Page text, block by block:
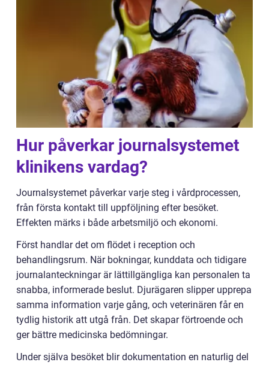
Hur påverkar journalsystemet
klinikens vardag?
Journalsystemet påverkar varje steg i vårdprocessen,
från första kontakt till uppföljning efter besöket.
Effekten märks i både arbetsmiljö och ekonomi.
Först handlar det om flödet i reception och
behandlingsrum. När bokningar, kunddata och tidigare
journalanteckningar är lättillgängliga kan personalen ta
snabba, informerade beslut. Djurägaren slipper upprepa
samma information varje gång, och veterinären får en
tydlig historik att utgå från. Det skapar förtroende och
ger bättre medicinska bedömningar.
Under själva besöket blir dokumentation en naturlig del